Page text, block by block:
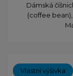
Dámská
(coffee bean),
Vlastní výšivka